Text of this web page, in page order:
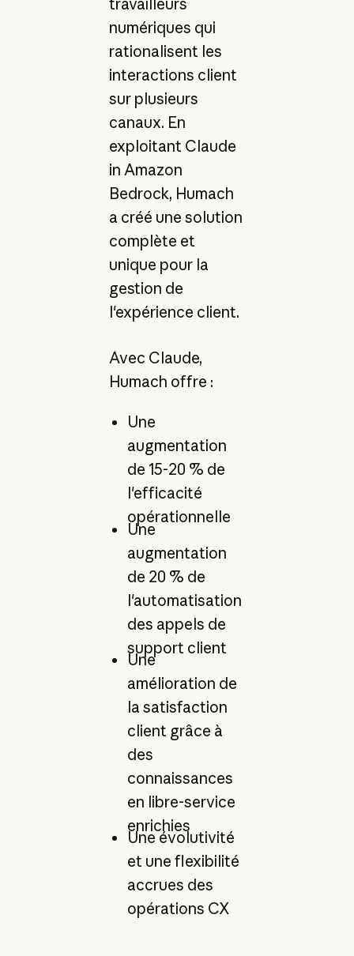
travailleurs
numériques qui
rationalisent les
interactions client
sur plusieurs
canaux. En
exploitant Claude
in Amazon
Bedrock, Humach
a créé une solution
complète et
unique pour la
gestion de
l'expérience client.
Avec Claude,
Humach offre :
Une
augmentation
de 15-20 % de
l'efficacité
opérationnelle
Une
augmentation
de 20 % de
l'automatisation
des appels de
support client
Une
amélioration de
la satisfaction
client grâce à
des
connaissances
en libre-service
enrichies
Une évolutivité
et une flexibilité
accrues des
opérations CX